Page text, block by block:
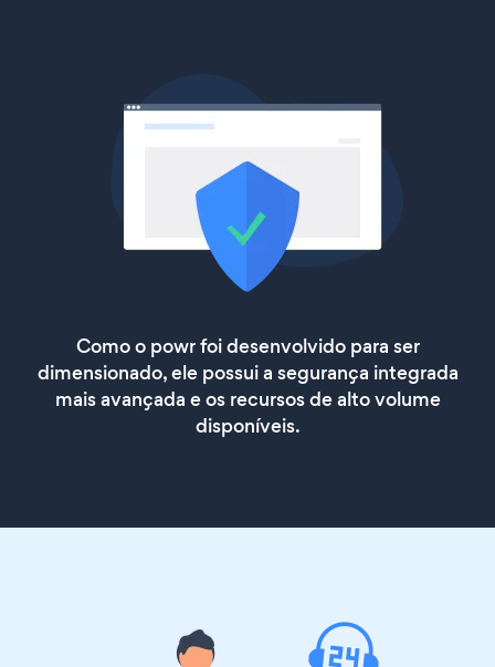
Como o powr foi desenvolvido para ser
dimensionado, ele possui a segurança integrada
mais avançada e os recursos de alto volume
disponíveis.